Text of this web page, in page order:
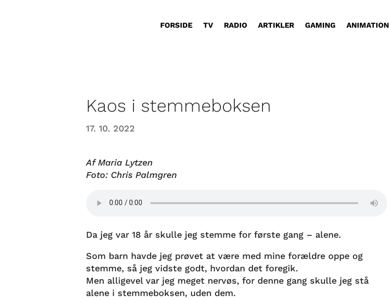
FORSIDE TV RADIO ARTIKLER GAMING ANIMATION
Kaos i stemmeboksen
17. 10. 2022
Af Maria Lytzen
Foto: Chris Palmgren
Da jeg var 18 år skulle jeg stemme for første gang – alene.
Som barn havde jeg prøvet at være med mine forældre oppe og
stemme, så jeg vidste godt, hvordan det foregik.
Men alligevel var jeg meget nervøs, for denne gang skulle jeg stå
alene i stemmeboksen, uden dem.